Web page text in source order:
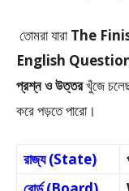
তোমরা যারাThe
English
প্রশ্ন ও উত্তরখুঁজে
করে পড়তে পারো।
রাজ্য (State)